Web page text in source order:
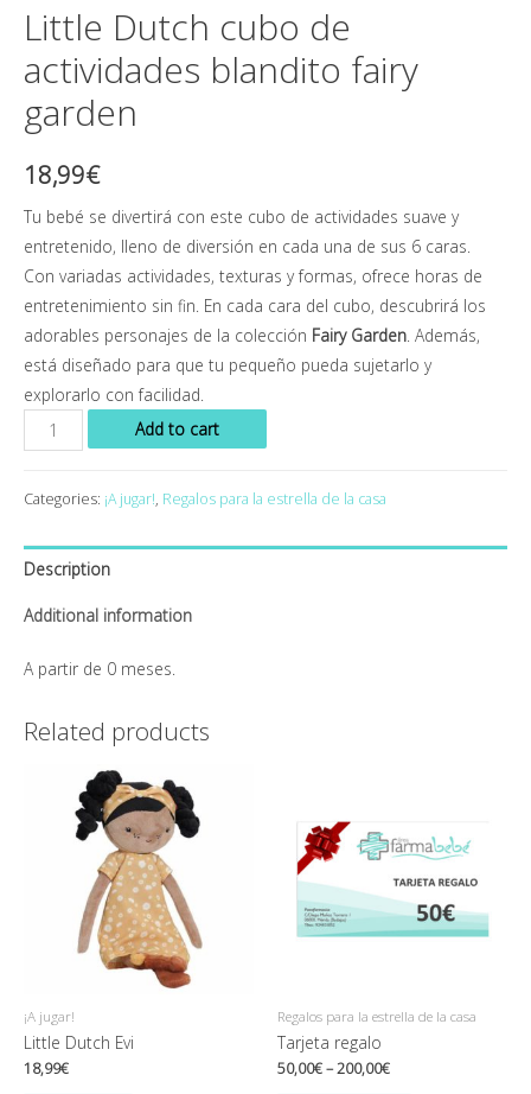
Little Dutch cubo de
actividades blandito fairy
garden
18,99€
Tu bebé se divertirá con este cubo de actividades suave y
entretenido, lleno de diversión en cada una de sus 6 caras.
Con variadas actividades, texturas y formas, ofrece horas de
entretenimiento sin fin. En cada cara del cubo, descubrirá los
adorables personajes de la colección Fairy Garden. Además,
está diseñado para que tu pequeño pueda sujetarlo y
explorarlo con facilidad.
Add to cart
Categories: ¡A jugar!, Regalos para la estrella de la casa
Description
Additional information
A partir de 0 meses.
Related products
¡A jugar!
Little Dutch Evi
18,99€
Regalos para la estrella de la casa
Tarjeta regalo
50,00€–200,00€